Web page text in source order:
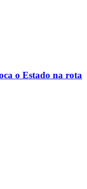
o Estado na rota